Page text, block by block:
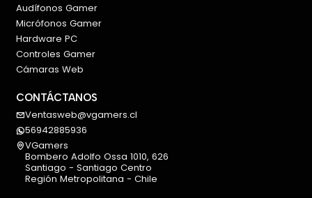
Audífonos Gamer
Micrófonos Gamer
Hardware PC
Controles Gamer
Cámaras Web
CONTÁCTANOS
Ventasweb@vgamers.cl
56942885936
VGamers
Bombero Adolfo Ossa 1010, 626
Santiago - Santiago Centro
Región Metropolitana - Chile